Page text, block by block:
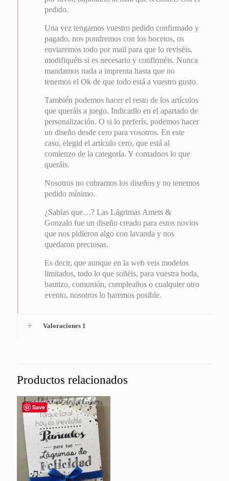
pedido.
Una vez tengamos vuestro pedido confirmado y
pagado, nos pondremos con los bocetos, os
enviaremos todo por mail para que lo reviséis,
modifiquéis si es necesario y confirméis. Nunca
mandamos nada a imprenta hasta que no
tenemos el Ok de que todo está a vuestro gusto.
También podemos hacer el resto de los artículos
que queráis a juego. Indicadlo en el apartado de
personalización. O si lo preferís, podemos hacer
un diseño desde cero para vosotros. En este
caso, elegid el artículo cero, que está al
comienzo de la categoría. Y contadnos lo que
queráis.
Nosotros no cobramos los diseños y no tenemos
pedido mínimo.
¿Sabías que…? Las Lágrimas Amets &
Gonzalo fue un diseño creado para estos novios
que nos pidieron algo con lavanda y nos
quedaron preciosas.
Es decir, que aunque en la web veis modelos
limitados, todo lo que soñéis, para vuestra boda,
bautizo, comunión, cumpleaños o cualquier otro
evento, nosotros lo haremos posible.
Valoraciones 1
Productos relacionados
Save